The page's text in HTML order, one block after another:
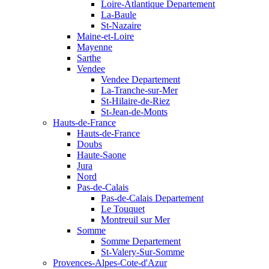
Loire-Atlantique Departement
La-Baule
St-Nazaire
Maine-et-Loire
Mayenne
Sarthe
Vendee
Vendee Departement
La-Tranche-sur-Mer
St-Hilaire-de-Riez
St-Jean-de-Monts
Hauts-de-France
Hauts-de-France
Doubs
Haute-Saone
Jura
Nord
Pas-de-Calais
Pas-de-Calais Departement
Le Touquet
Montreuil sur Mer
Somme
Somme Departement
St-Valery-Sur-Somme
Provences-Alpes-Cote-d'Azur